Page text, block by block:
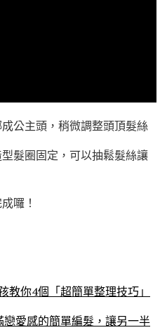
公主頭，稍微調整頭頂髮絲
髮圈固定，可以抽鬆髮絲讓
囉！
你4個「超簡單整理技巧」
戀愛感的簡單編髮，讓另一半